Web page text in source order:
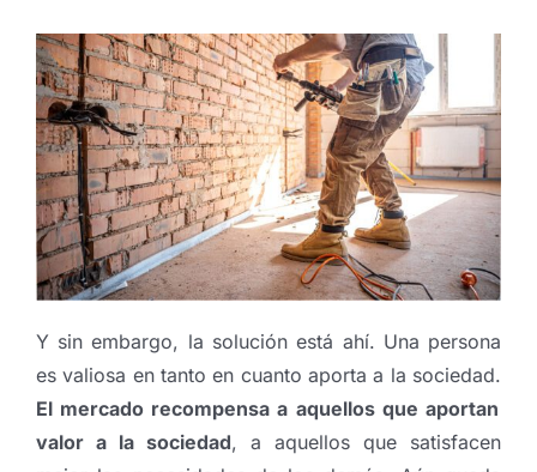
Y sin embargo, la solución está ahí. Una persona
es valiosa en tanto en cuanto aporta a la sociedad.
El mercado recompensa a aquellos que aportan
valor a la sociedad, a aquellos que satisfacen